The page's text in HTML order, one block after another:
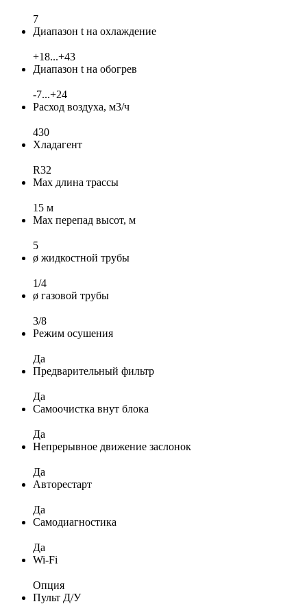
7
Диапазон t на охлаждение
+18...+43
Диапазон t на обогрев
-7...+24
Расход воздуха, м3/ч
430
Хладагент
R32
Max длина трассы
15 м
Max перепад высот, м
5
ø жидкостной трубы
1/4
ø газовой трубы
3/8
Режим осушения
Да
Предварительный фильтр
Да
Самоочистка внут блока
Да
Непрерывное движение заслонок
Да
Авторестарт
Да
Самодиагностика
Да
Wi-Fi
Опция
Пульт Д/У